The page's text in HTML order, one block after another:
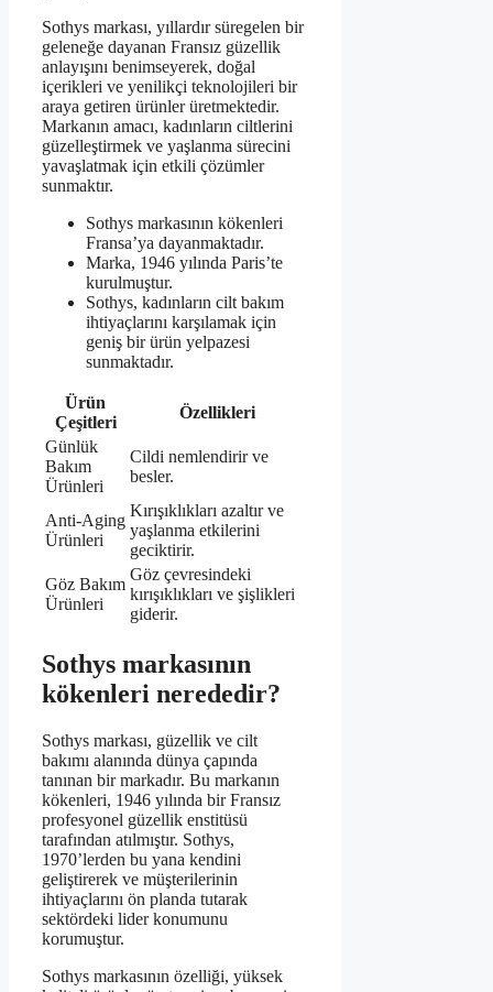
Sothys markası, yıllardır süregelen bir
geleneğe dayanan Fransız güzellik
anlayışını benimseyerek, doğal
içerikleri ve yenilikçi teknolojileri bir
araya getiren ürünler üretmektedir.
Markanın amacı, kadınların ciltlerini
güzelleştirmek ve yaşlanma sürecini
yavaşlatmak için etkili çözümler
sunmaktır.
Sothys markasının kökenleri
Fransa’ya dayanmaktadır.
Marka, 1946 yılında Paris’te
kurulmuştur.
Sothys, kadınların cilt bakım
ihtiyaçlarını karşılamak için
geniş bir ürün yelpazesi
sunmaktadır.
Ürün
Çeşitleri
Özellikleri
Günlük
Bakım
Ürünleri
Cildi nemlendirir ve
besler.
Anti-Aging
Ürünleri
Kırışıklıkları azaltır ve
yaşlanma etkilerini
geciktirir.
Göz Bakım
Ürünleri
Göz çevresindeki
kırışıklıkları ve şişlikleri
giderir.
Sothys markasının
kökenleri nerededir?
Sothys markası, güzellik ve cilt
bakımı alanında dünya çapında
tanınan bir markadır. Bu markanın
kökenleri, 1946 yılında bir Fransız
profesyonel güzellik enstitüsü
tarafından atılmıştır. Sothys,
1970’lerden bu yana kendini
geliştirerek ve müşterilerinin
ihtiyaçlarını ön planda tutarak
sektördeki lider konumunu
korumuştur.
Sothys markasının özelliği, yüksek